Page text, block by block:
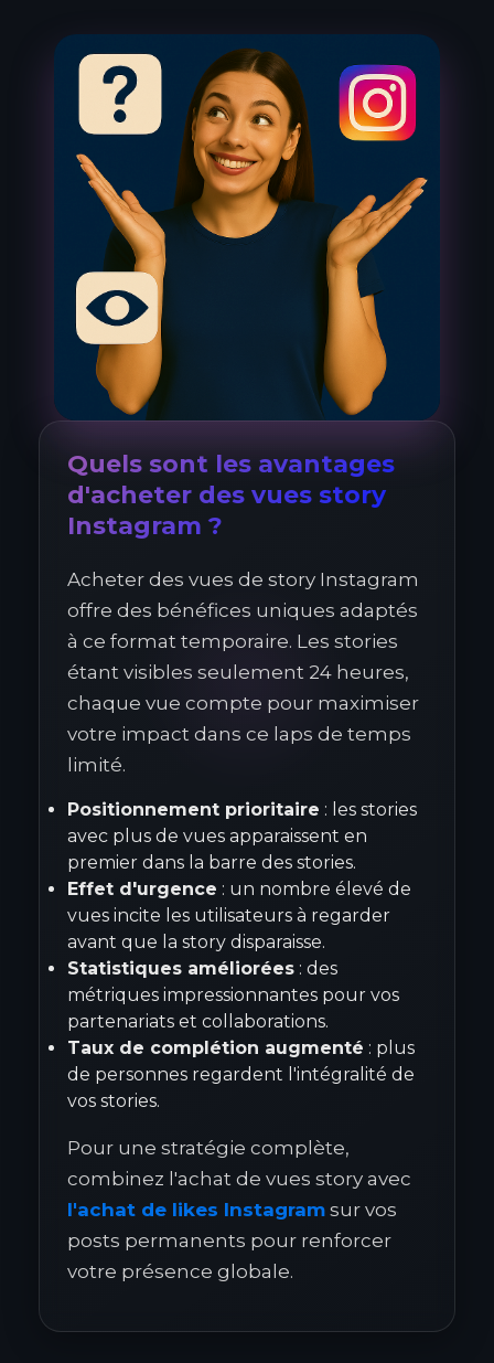
Quels sont les avantages
d'acheter des vues story
Instagram ?
Acheter des vues de story Instagram
offre des bénéfices uniques adaptés
à ce format temporaire. Les stories
étant visibles seulement 24 heures,
chaque vue compte pour maximiser
votre impact dans ce laps de temps
limité.
Positionnement prioritaire : les stories
avec plus de vues apparaissent en
premier dans la barre des stories.
Effet d'urgence : un nombre élevé de
vues incite les utilisateurs à regarder
avant que la story disparaisse.
Statistiques améliorées : des
métriques impressionnantes pour vos
partenariats et collaborations.
Taux de complétion augmenté : plus
de personnes regardent l'intégralité de
vos stories.
Pour une stratégie complète,
combinez l'achat de vues story avec
l'achat de likes Instagram sur vos
posts permanents pour renforcer
votre présence globale.